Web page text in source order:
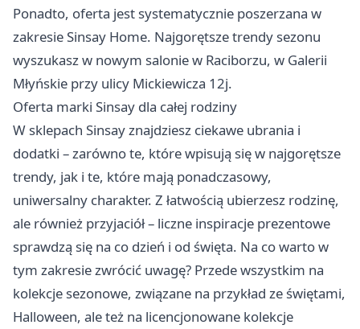
Ponadto, oferta jest systematycznie poszerzana w
zakresie Sinsay Home. Najgorętsze trendy sezonu
wyszukasz w nowym salonie w Raciborzu, w Galerii
Młyńskie przy ulicy Mickiewicza 12j.
Oferta marki Sinsay dla całej rodziny
W sklepach Sinsay znajdziesz ciekawe ubrania i
dodatki – zarówno te, które wpisują się w najgorętsze
trendy, jak i te, które mają ponadczasowy,
uniwersalny charakter. Z łatwością ubierzesz rodzinę,
ale również przyjaciół – liczne inspiracje prezentowe
sprawdzą się na co dzień i od święta. Na co warto w
tym zakresie zwrócić uwagę? Przede wszystkim na
kolekcje sezonowe, związane na przykład ze świętami,
Halloween, ale też na licencjonowane kolekcje